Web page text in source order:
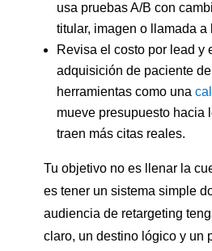
usa pruebas A/B con
titular, imagen o llamada a
Revisa el costo por lead y
adquisición de paciente
herramientas como una
mueve presupuesto hacia
traen más citas reales.
Tu objetivo no es llenar la
es tener un sistema simple
audiencia de retargeting
claro, un destino lógico y un